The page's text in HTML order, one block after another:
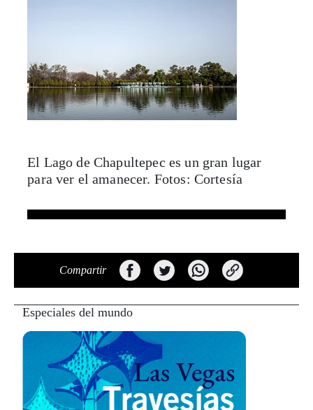
El Lago de Chapultepec es un gran lugar
para ver el amanecer. Fotos: Cortesía
Compartir
Especiales del mundo